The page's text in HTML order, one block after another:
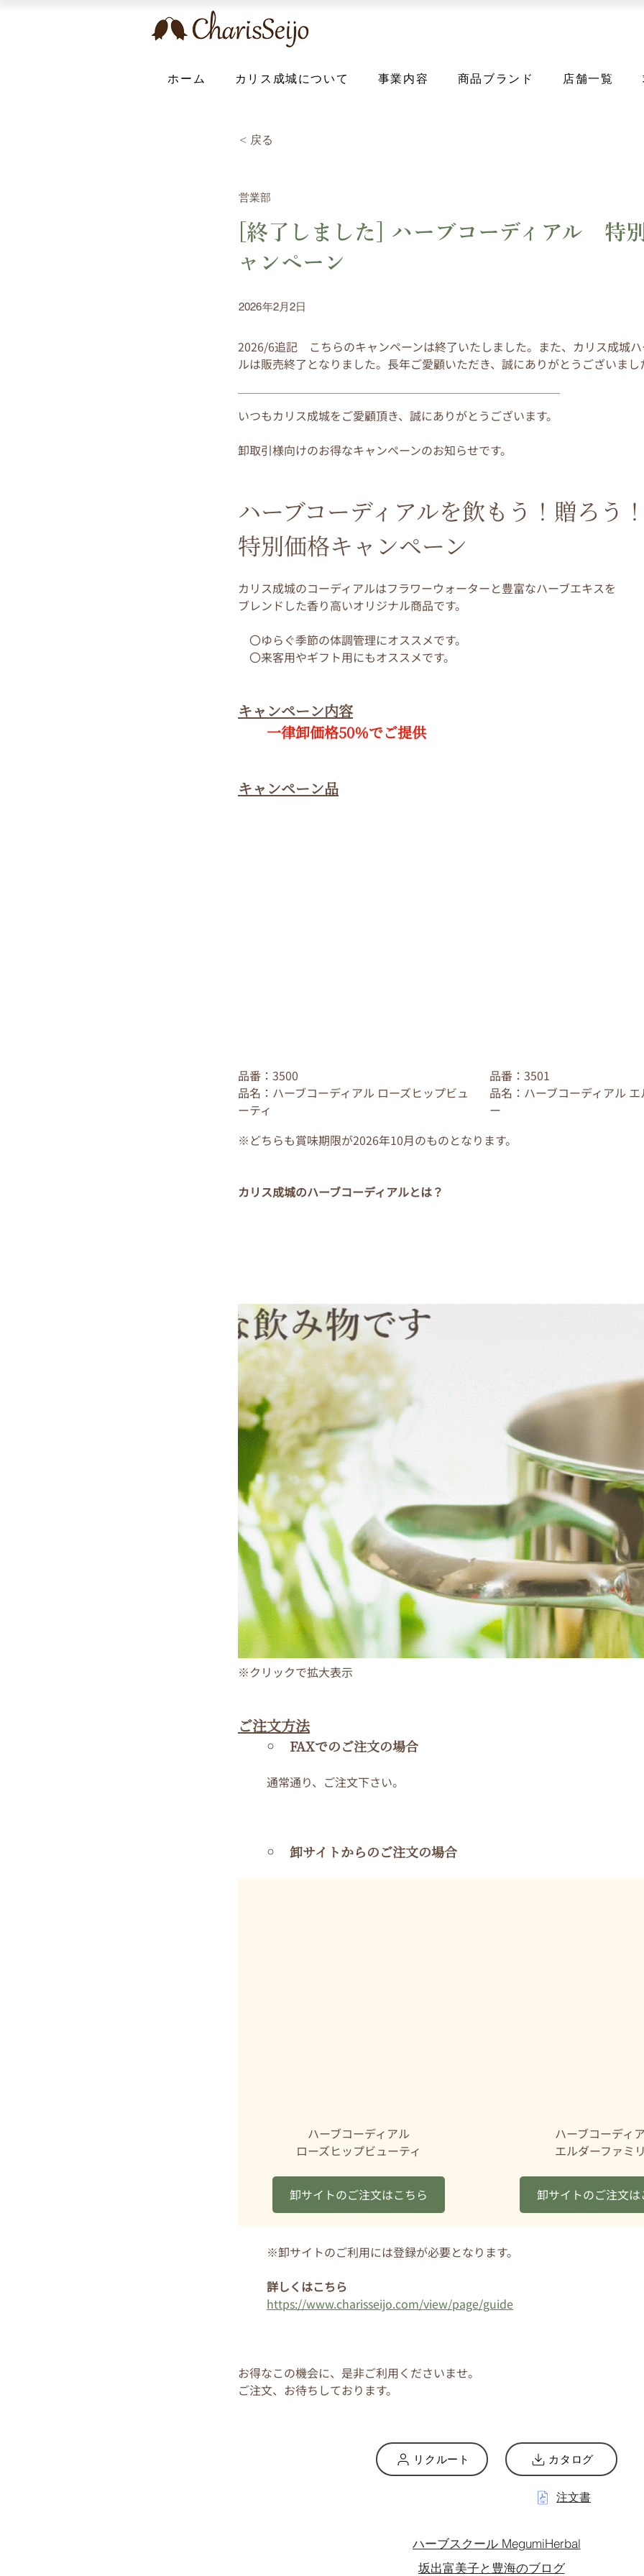
ホーム カリス成城について 事業内容 商品ブランド 店舗一覧
< 戻る
営業部
[終了しました] ハーブコーディアル 特
ャンペーン
2026年2月2日
2026/6追記　こちらのキャンペーンは終了いたしました。また、カリス成城
ルは販売終了となりました。長年ご愛顧いただき、誠にありがとうございまし
￣￣￣￣￣￣￣￣￣￣￣￣￣￣￣￣￣￣￣￣￣￣￣￣￣￣￣￣
いつもカリス成城をご愛顧頂き、誠にありがとうございます。
卸取引様向けのお得なキャンペーンのお知らせです。
ハーブコーディアルを飲もう！贈ろう！
特別価格キャンペーン
カリス成城のコーディアルはフラワーウォーターと豊富なハーブエキスを
ブレンドした香り高いオリジナル商品です。
〇ゆらぐ季節の体調管理にオススメです。
〇来客用やギフト用にもオススメです。
キャンペーン内容
一律卸価格50％でご提供
キャンペーン品
品番：3500
品名：ハーブコーディアル ローズヒップビュ
ーティ
品番：3501
品名：ハーブコーディアル
ー
※どちらも賞味期限が2026年10月のものとなります。
カリス成城のハーブコーディアルとは？
※クリックで拡大表示
ご注文方法
FAXでのご注文の場合
通常通り、ご注文下さい。
卸サイトからのご注文の場合
ハーブコーディアル
ローズヒップビューティ
卸サイトのご注文はこちら
ハーブコーディ
エルダーファミ
卸サイトのご注文は
※卸サイトのご利用には登録が必要となります。
詳しくはこちら
https://www.charisseijo.com/view/page/guide
お得なこの機会に、是非ご利用くださいませ。
ご注文、お待ちしております。
リクルート カタログ
注文書
ハーブスクール MegumiHerbal
坂出富美子と豊海のブログ